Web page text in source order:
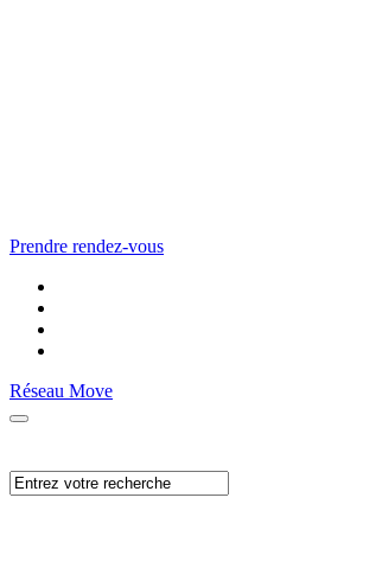
Prendre rendez-vous
Réseau Move